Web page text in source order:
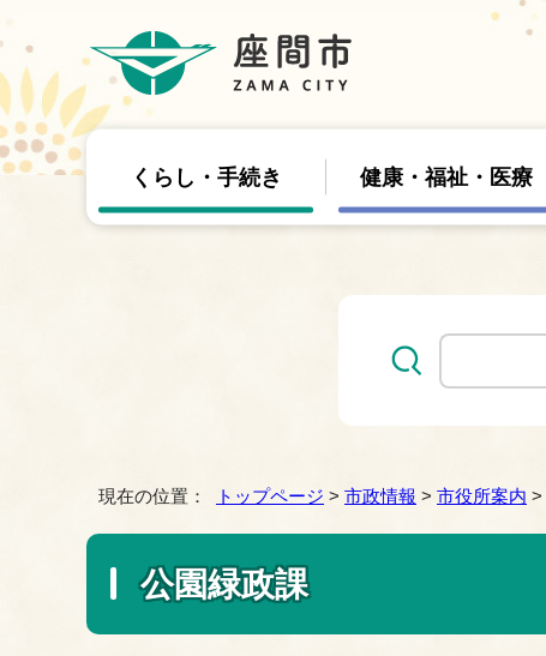
くらし・手続き 健康・福祉・医療
現在の位置： トップページ > 市政情報 > 市役所案内 >
公園緑政課